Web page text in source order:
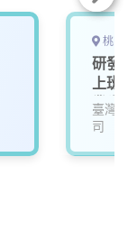
桃園
研發
上班8
業生
臺灣永
司